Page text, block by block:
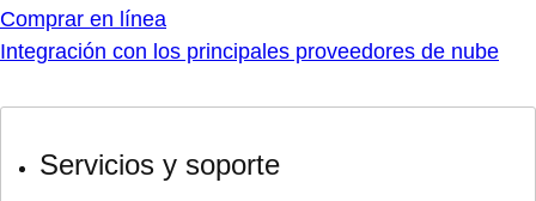
Comprar en línea
Integración con los principales proveedores de nube
Servicios y soporte